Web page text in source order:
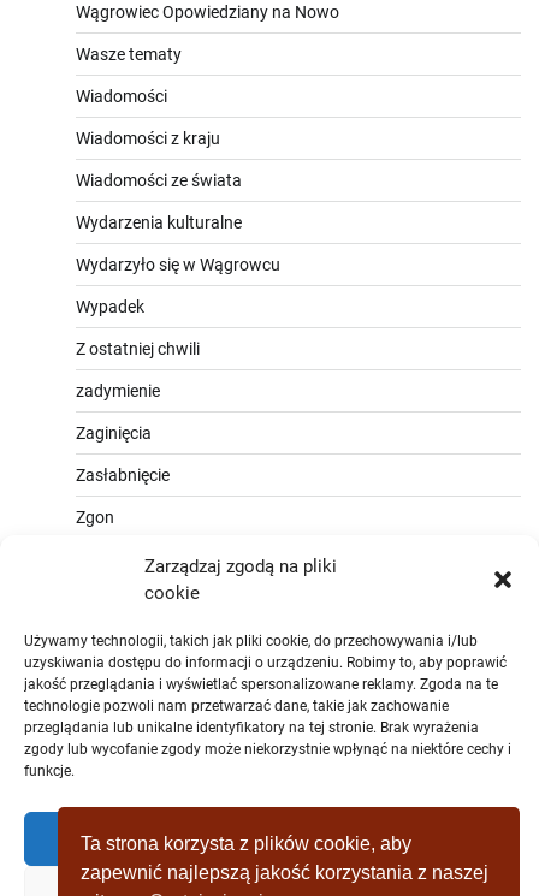
Zarządzaj zgodą na pliki
cookie
Używamy technologii, takich jak pliki cookie, do przechowywania i/lub
uzyskiwania dostępu do informacji o urządzeniu. Robimy to, aby poprawić
jakość przeglądania i wyświetlać spersonalizowane reklamy. Zgoda na te
technologie pozwoli nam przetwarzać dane, takie jak zachowanie
przeglądania lub unikalne identyfikatory na tej stronie. Brak wyrażenia
zgody lub wycofanie zgody może niekorzystnie wpłynąć na niektóre cechy i
funkcje.
Zaakceptować
Wągrowiec Opowiedziany na Nowo
Wasze tematy
Wiadomości
Wiadomości z kraju
Wiadomości ze świata
Wydarzenia kulturalne
Wydarzyło się w Wągrowcu
Wypadek
Z ostatniej chwili
zadymienie
Zaginięcia
Zasłabnięcie
Zgon
Ta strona korzysta z plików cookie, aby
zapewnić najlepszą jakość korzystania z naszej